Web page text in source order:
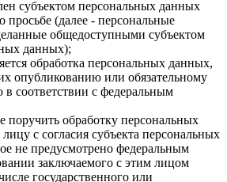
субъектом персональных данных
просьбе (далее - персональные
общедоступными субъектом
данных);
обработка персональных данных,
опубликованию или обязательному
соответствии с федеральным
поручить обработку персональных
с согласия субъекта персональных
не предусмотрено федеральным
заключаемого с этим лицом
государственного или